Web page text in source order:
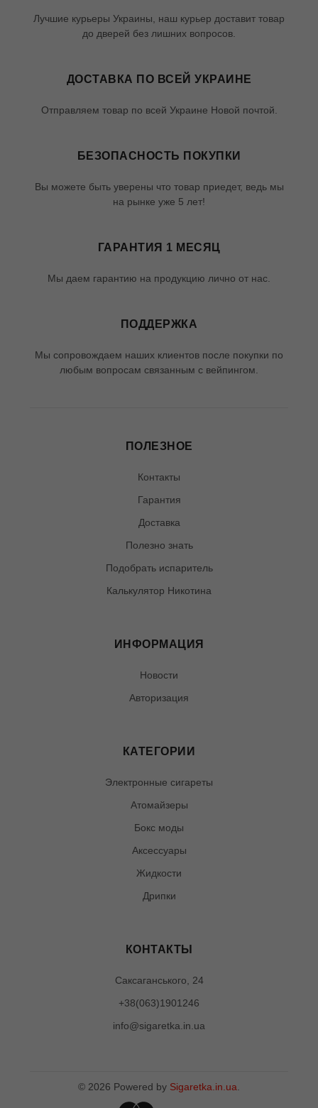
Лучшие курьеры Украины, наш курьер доставит товар
до дверей без лишних вопросов.
ДОСТАВКА ПО ВСЕЙ УКРАИНЕ
Отправляем товар по всей Украине Новой почтой.
БЕЗОПАСНОСТЬ ПОКУПКИ
Вы можете быть уверены что товар приедет, ведь мы
на рынке уже 5 лет!
ГАРАНТИЯ 1 МЕСЯЦ
Мы даем гарантию на продукцию лично от нас.
ПОДДЕРЖКА
Мы сопровождаем наших клиентов после покупки по
любым вопросам связанным с вейпингом.
ПОЛЕЗНОЕ
Контакты
Гарантия
Доставка
Полезно знать
Подобрать испаритель
Калькулятор Никотина
ИНФОРМАЦИЯ
Новости
Авторизация
КАТЕГОРИИ
Электронные сигареты
Атомайзеры
Бокс моды
Аксессуары
Жидкости
Дрипки
КОНТАКТЫ
Саксаганського, 24
+38(063)1901246
info@sigaretka.in.ua
© 2026 Powered by Sigaretka.in.ua